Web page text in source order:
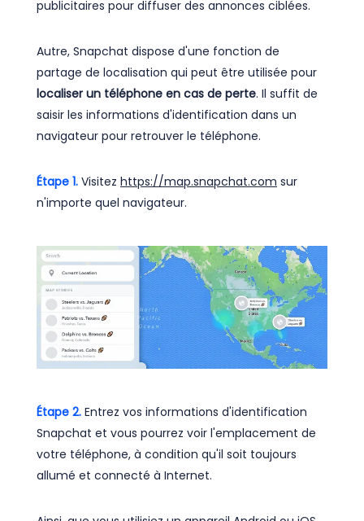
publicitaires pour diffuser des annonces ciblées.
Autre, Snapchat dispose d'une fonction de
partage de localisation qui peut être utilisée pour
localiser un téléphone en cas de perte. Il suffit de
saisir les informations d'identification dans un
navigateur pour retrouver le téléphone.
Étape 1. Visitez https://map.snapchat.com sur
n'importe quel navigateur.
Étape 2. Entrez vos informations d'identification
Snapchat et vous pourrez voir l'emplacement de
votre téléphone, à condition qu'il soit toujours
allumé et connecté à Internet.